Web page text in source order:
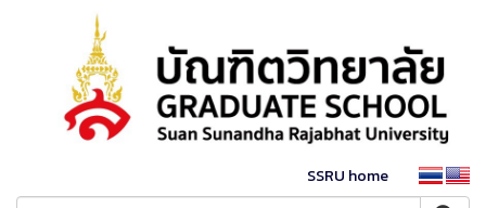
SSRU home